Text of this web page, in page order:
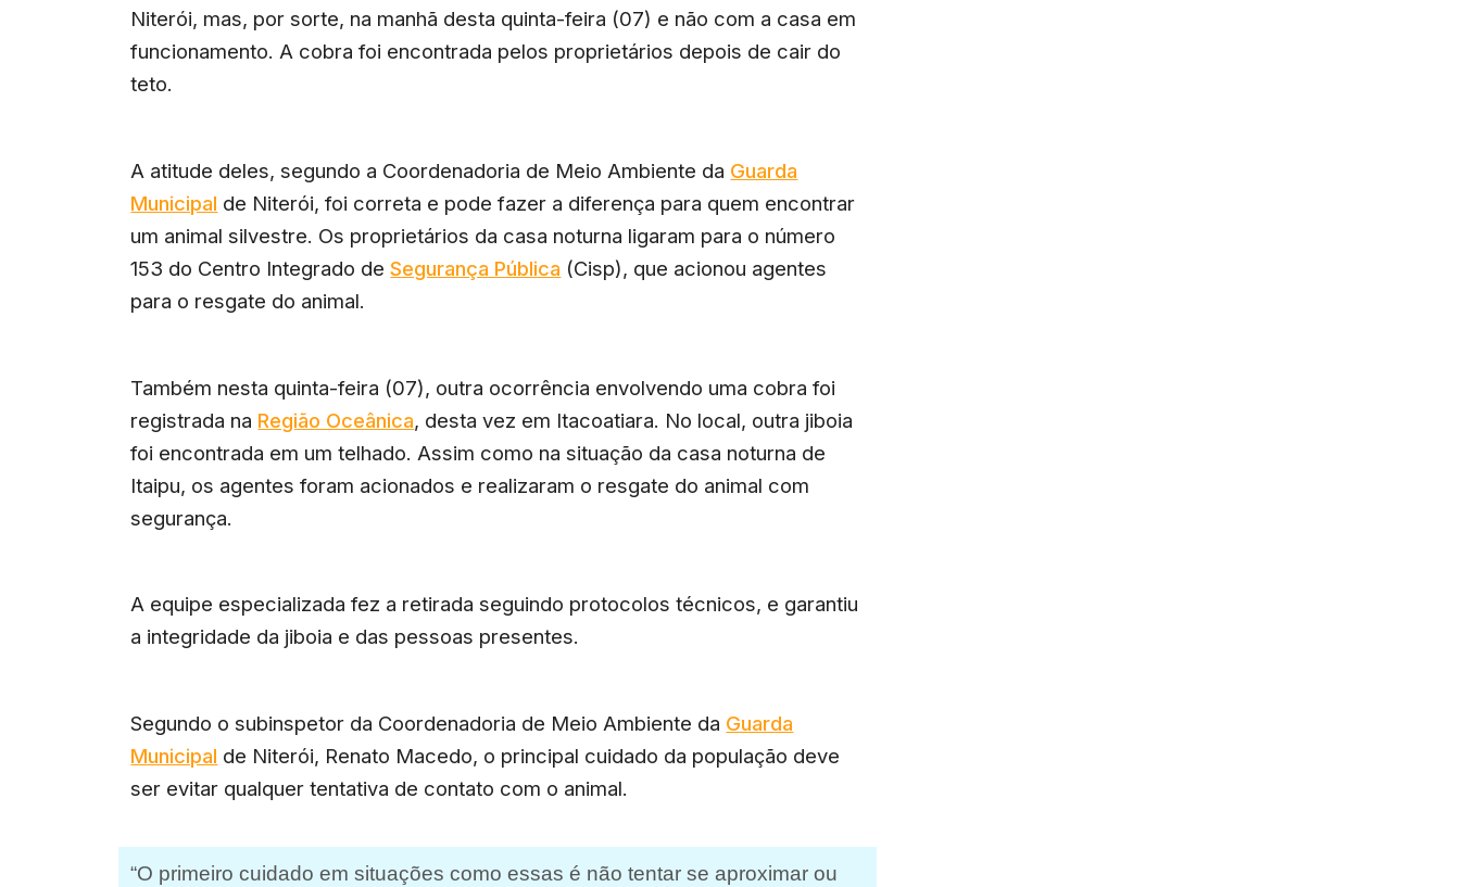
Niterói, mas, por sorte, na manhã desta quinta-feira (07) e não com a casa em
funcionamento. A cobra foi encontrada pelos proprietários depois de cair do
teto.
A atitude deles, segundo a Coordenadoria de Meio Ambiente da Guarda
Municipal de Niterói, foi correta e pode fazer a diferença para quem encontrar
um animal silvestre. Os proprietários da casa noturna ligaram para o número
153 do Centro Integrado deSegurança Pública (Cisp), que acionou agentes
para o resgate do animal.
Também nesta quinta-feira (07), outra ocorrência envolvendo uma cobra foi
registrada na Região Oceânica, desta vez em Itacoatiara. No local, outra jiboia
foi encontrada em um telhado. Assim como na situação da casa noturna de
Itaipu, os agentes foram acionados e realizaram o resgate do animal com
segurança.
A equipe especializada fez a retirada seguindo protocolos técnicos, e garantiu
a integridade da jiboia e das pessoas presentes.
Segundo o subinspetor da Coordenadoria de Meio Ambiente da Guarda
Municipal de Niterói, Renato Macedo, o principal cuidado da população deve
ser evitar qualquer tentativa de contato com o animal.
“O primeiro cuidado em situações como essas é não tentar se aproximar ou